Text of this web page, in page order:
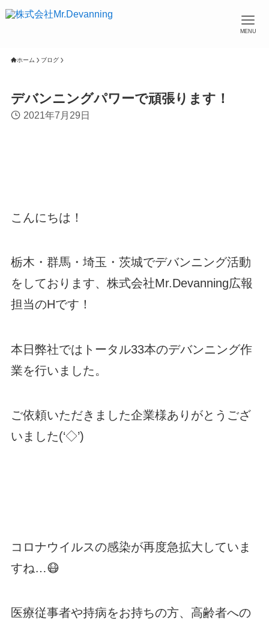
MENU
ホーム ブログ
デバンニングパワーで頑張ります！
2021年7月29日
こんにちは！
栃木・群馬・埼玉・茨城でデバンニング活動
をしております、株式会社Mr.Devanning広報
担当のHです！
本日弊社ではトータル33本のデバンニング作
業を行いました。
ご依頼いただきました企業様ありがとうござ
いました(‘◇’)ゞ
コロナウイルスの感染が再度急拡大していま
すね…😷
医療従事者や持病をお持ちの方、高齢者への